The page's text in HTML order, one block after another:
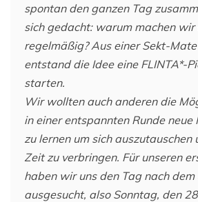
spontan den ganzen Tag
sich gedacht: warum machen wir
regelmäßig? Aus einer Sekt-
entstand die Idee eine FLINTA*-
starten.
Wir wollten auch anderen die
in einer entspannten Runde neue
zu lernen um sich auszutauschen
Zeit zu verbringen. Für unseren
haben wir uns den Tag nach
ausgesucht, also Sonntag, den